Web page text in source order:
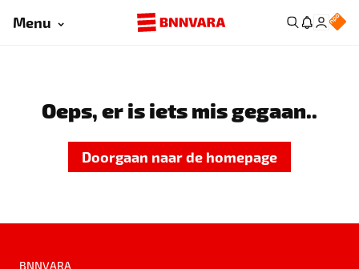
Menu
Oeps, er is iets mis gegaan..
Doorgaan naar de homepage
BNNVARA